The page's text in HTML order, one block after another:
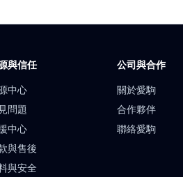
與信任
中心
問題
中心
與售後
與安全
公司與合作
關於愛駒
合作夥伴
聯絡愛駒